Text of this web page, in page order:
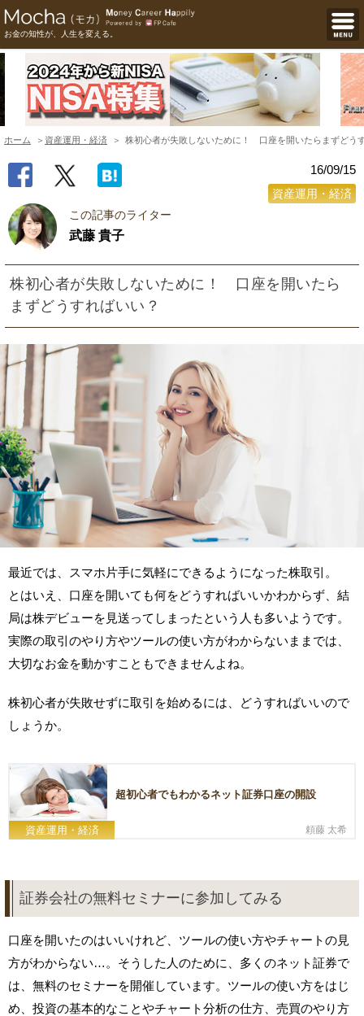
お金の知性が、人生を変える。
ホーム 資産運用・経済 株初心者が失敗しないために！ 口座を開いたらまずどう
16/09/15
資産運用・経済
この記事のライター
武藤 貴子
株初心者が失敗しないために！ 口座を開いたら
まずどうすればいい？
最近では、スマホ片手に気軽にできるようになった株取引。
とはいえ、口座を開いても何をどうすればいいかわからず、結
局は株デビューを見送ってしまったという人も多いようです。
実際の取引のやり方やツールの使い方がわからないままでは、
大切なお金を動かすこともできませんよね。
株初心者が失敗せずに取引を始めるには、どうすればいいので
しょうか。
超初心者でもわかるネット証券口座の開設
資産運用・経済 頼藤 太希
証券会社の無料セミナーに参加してみる
口座を開いたのはいいけれど、ツールの使い方やチャートの見
方がわからない…。そうした人のために、多くのネット証券で
は、無料のセミナーを開催しています。ツールの使い方をはじ
め、投資の基本的なことやチャート分析の仕方、売買のやり方